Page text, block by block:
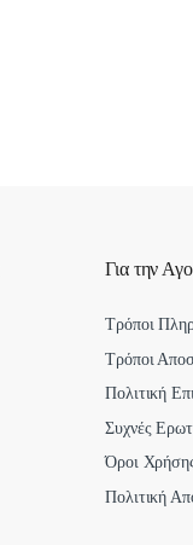
Για την
Τρόποι
Τρόποι
Πολιτική
Συχνές
Όροι
Πολιτική